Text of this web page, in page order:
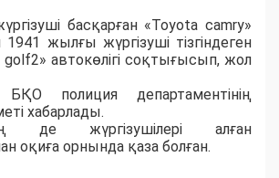
басқарған «Toyota camry»
1941 жылғы жүргізуші тізгіндеген
golf2» автокөлігі соқтығысып, жол
полиция департаментінің
хабарлады.
де жүргізушілері алған
оқиға орнында қаза болған.